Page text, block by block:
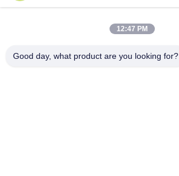
ভিডিও
কারখানা ভ্রমণ
12:47 PM
Good day, what product are you looking for?